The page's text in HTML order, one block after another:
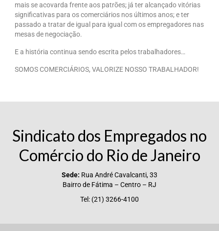
Seja um conveniado
COMUNICAÇÃO
PESQUISA 6×1
mais se acovarda frente aos patrões; já ter alcançado vitórias
significativas para os comerciários nos últimos anos; e ter
passado a tratar de igual para igual com os empregadores nas
mesas de negociação.
E a história continua sendo escrita pelos trabalhadores…
SOMOS COMERCIÁRIOS, VALORIZE NOSSO TRABALHADOR!
Sindicato dos Empregados no
Comércio do Rio de Janeiro
Sede: Rua André Cavalcanti, 33
Bairro de Fátima – Centro – RJ
Tel: (21) 3266-4100